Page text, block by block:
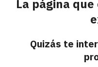
La página
Quizás te